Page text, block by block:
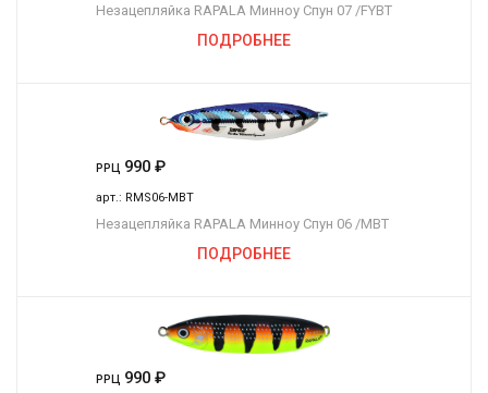
Незацепляйка RAPALA Минноу Спун 07 /FYBT
ПОДРОБНЕЕ
РРЦ 990 ₽
арт.: RMS06-MBT
Незацепляйка RAPALA Минноу Спун 06 /MBT
ПОДРОБНЕЕ
РРЦ 990 ₽